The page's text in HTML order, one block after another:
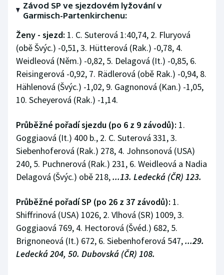
Stolní tenis
Triatlon
Veslování
Vodní slalom
Ostatní
Závod SP ve sjezdovém lyžování v
Garmisch-Partenkirchenu:
Ženy - sjezd: 1. C. Suterová 1:40,74, 2. Fluryová
(obě Švýc.) -0,51, 3. Hütterová (Rak.) -0,78, 4.
Weidleová (Něm.) -0,82, 5. Delagová (It.) -0,85, 6.
Reisingerová -0,92, 7. Rädlerová (obě Rak.) -0,94, 8.
Hählenová (Švýc.) -1,02, 9. Gagnonová (Kan.) -1,05,
10. Scheyerová (Rak.) -1,14.
Průběžné pořadí sjezdu (po 6 z 9 závodů): 1.
Goggiaová (It.) 400 b., 2. C. Suterová 331, 3.
Siebenhoferová (Rak.) 278, 4. Johnsonová (USA)
240, 5. Puchnerová (Rak.) 231, 6. Weidleová a Nadia
Delagová (Švýc.) obě 218,...13. Ledecká (ČR) 123.
Průběžné pořadí SP (po 26 z 37 závodů): 1.
Shiffrinová (USA) 1026, 2. Vlhová (SR) 1009, 3.
Goggiaová 769, 4. Hectorová (Švéd.) 682, 5.
Brignoneová (It.) 672, 6. Siebenhoferová 547,...29.
Ledecká 204, 50. Dubovská (ČR) 108.